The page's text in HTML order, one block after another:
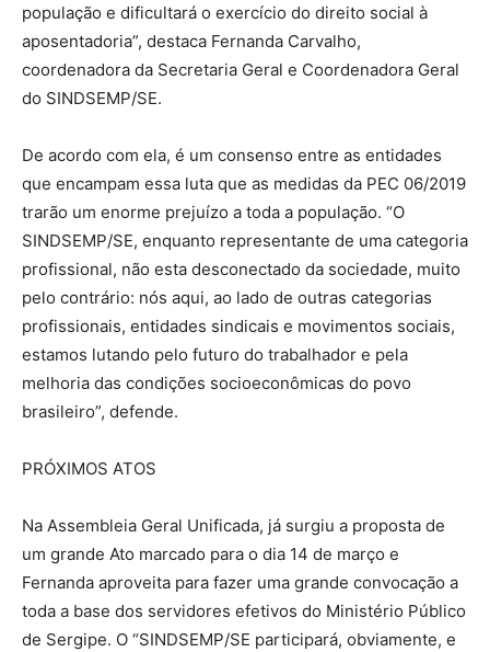
população e dificultará o exercício do direito social à
aposentadoria”, destaca Fernanda Carvalho,
coordenadora da Secretaria Geral e Coordenadora Geral
do SINDSEMP/SE.
De acordo com ela, é um consenso entre as entidades
que encampam essa luta que as medidas da PEC 06/2019
trarão um enorme prejuízo a toda a população. “O
SINDSEMP/SE, enquanto representante de uma categoria
profissional, não esta desconectado da sociedade, muito
pelo contrário: nós aqui, ao lado de outras categorias
profissionais, entidades sindicais e movimentos sociais,
estamos lutando pelo futuro do trabalhador e pela
melhoria das condições socioeconômicas do povo
brasileiro”, defende.
PRÓXIMOS ATOS
Na Assembleia Geral Unificada, já surgiu a proposta de
um grande Ato marcado para o dia 14 de março e
Fernanda aproveita para fazer uma grande convocação a
toda a base dos servidores efetivos do Ministério Público
de Sergipe. O “SINDSEMP/SE participará, obviamente, e